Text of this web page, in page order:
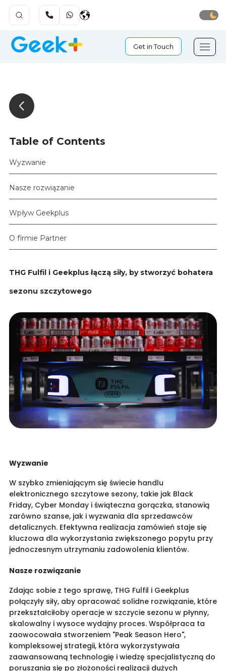
Get in Touch
Table of Contents
Wyzwanie
Nasze rozwiązanie
Wpływ Geekplus
O firmie Partner
THG Fulfil i Geekplus łączą siły, by stworzyć bohatera
sezonu szczytowego
Wyzwanie
W szybko zmieniającym się świecie handlu
elektronicznego szczytowe sezony, takie jak Black
Friday, Cyber Monday i świąteczna gorączka, stanowią
zarówno szanse, jak i wyzwania dla sprzedawców
detalicznych. Efektywna realizacja zamówień staje się
kluczowa dla wykorzystania zwiększonego popytu przy
jednoczesnym utrzymaniu zadowolenia klientów.
Nasze rozwiązanie
Zdając sobie z tego sprawę, THG Fulfil i Geekplus
połączyły siły, aby opracować solidne rozwiązanie, które
przekształciłoby operacje w szczycie sezonu w płynny,
skalowalny i wysoce wydajny proces. Współpraca ta
zaowocowała stworzeniem "Peak Season Hero",
kompleksowej strategii, która wykorzystywała
zaawansowaną technologię i wiedzę specjalistyczną do
poruszania się po złożoności realizacji dużych